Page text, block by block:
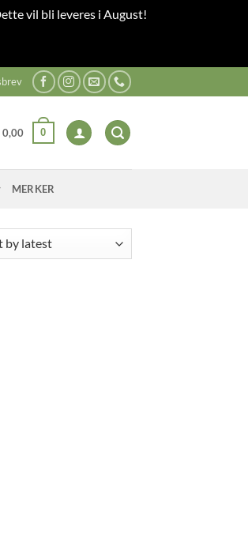
vil bli leveres i August!
0,00 0
MERKER